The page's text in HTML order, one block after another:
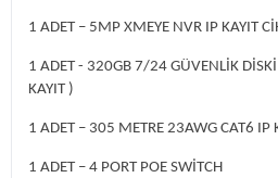
1 ADET – 5MP XMEYE NVR IP KAYIT
1 ADET - 320GB 7/24 GÜVENLİK
KAYIT )
1 ADET – 305 METRE 23AWG CAT6 IP
1 ADET – 4 PORT POE SWİTCH